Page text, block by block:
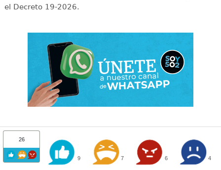
el Decreto 19-2026.
26
9 7 6 4